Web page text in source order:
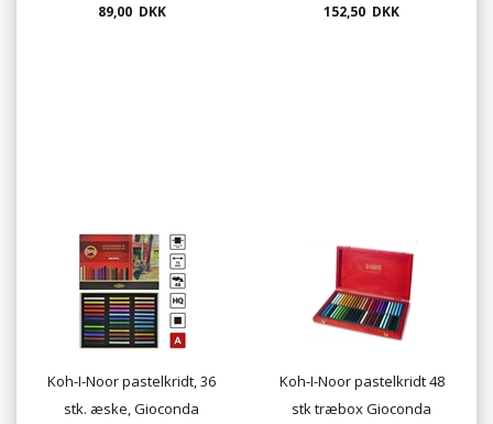
forskellige sæt
89,00 DKK
pastel
152,50 DKK
Koh-I-Noor pastelkridt, 36
stk. æske, Gioconda
Koh-I-Noor pastelkridt 48
stk træbox Gioconda